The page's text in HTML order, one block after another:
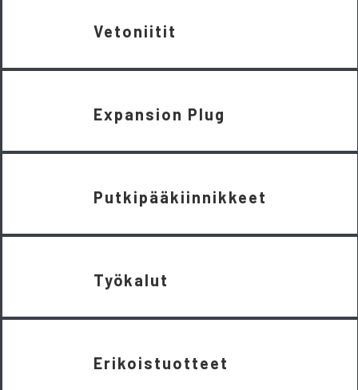
Vetoniitit
Expansion Plug
Putkipääkiinnikkeet
Työkalut
Erikoistuotteet